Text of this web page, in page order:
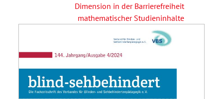
Dimension in der Barrierefreiheit
mathematischer Studieninhalte